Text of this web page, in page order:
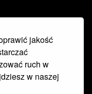
jakość
ruch w
w naszej